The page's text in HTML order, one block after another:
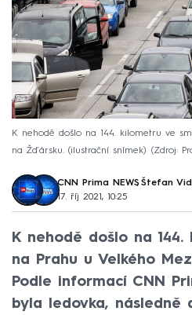
K nehodě došlo na 144. kilometru ve
na Žďársku. (ilustrační snímek)
Zdroj:
CNN Prima NEWS, Štefan
17. říj 2021, 10:25
K nehodě došlo na
na Prahu u Velkého
Podle informací CNN
byla ledovka, následně